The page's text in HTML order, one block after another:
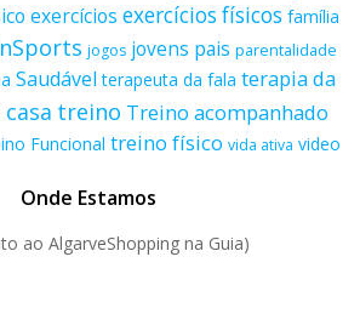
exercícios exercícios físicos família
jogos jovens pais parentalidade
Saudável terapeuta da fala terapia da
treino Treino acompanhado
Funcional treino físico vida ativa video
Onde Estamos
ao AlgarveShopping na Guia)